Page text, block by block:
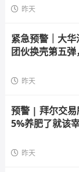
昨天
紧急预警｜大
团伙换壳第五弹
昨天
预警 | 拜尔交易
5%养肥了就该
昨天